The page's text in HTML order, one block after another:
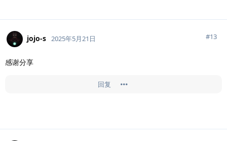
jojo-s 2025年5月21日 #13
感谢分享
回复